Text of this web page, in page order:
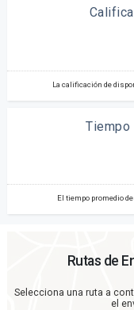
La calificación de
Tiempo
El tiempo promedio
Rutas de
Selecciona una ruta a
el